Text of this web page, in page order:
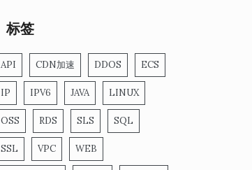
标签
API CDN加速 DDOS ECS
IP IPV6 JAVA LINUX
OSS RDS SLS SQL
SSL VPC WEB